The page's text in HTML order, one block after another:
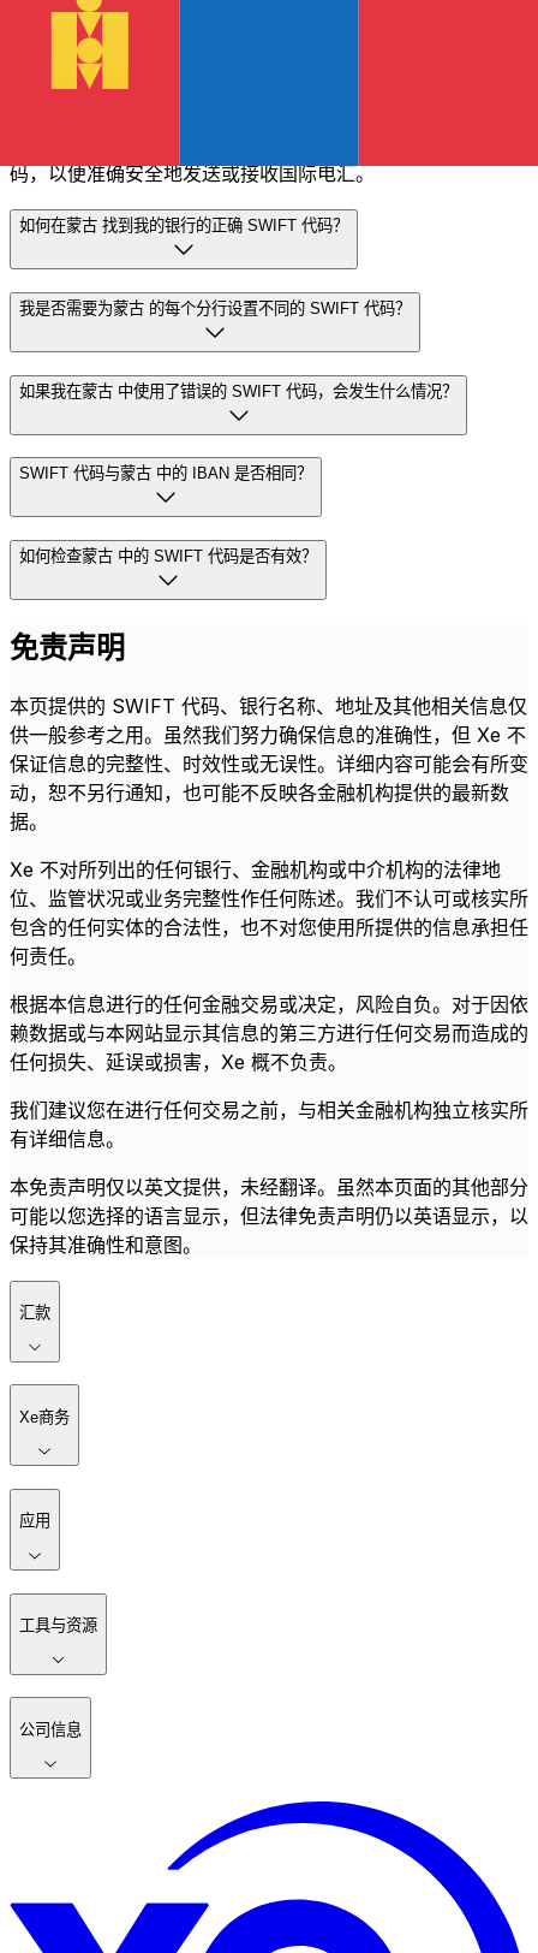
什么是 SWIFT 代码？为什么蒙古 中需要 SWIFT 代码？
码，以便准确安全地发送或接收国际电汇。
如何在蒙古 找到我的银行的正确 SWIFT 代码？
我是否需要为蒙古 的每个分行设置不同的 SWIFT 代码？
如果我在蒙古 中使用了错误的 SWIFT 代码，会发生什么情况？
SWIFT 代码与蒙古 中的 IBAN 是否相同？
如何检查蒙古 中的 SWIFT 代码是否有效？
免责声明
本页提供的 SWIFT 代码、银行名称、地址及其他相关信息仅
供一般参考之用。虽然我们努力确保信息的准确性，但 Xe 不
保证信息的完整性、时效性或无误性。详细内容可能会有所变
动，恕不另行通知，也可能不反映各金融机构提供的最新数
据。
Xe 不对所列出的任何银行、金融机构或中介机构的法律地
位、监管状况或业务完整性作任何陈述。我们不认可或核实所
包含的任何实体的合法性，也不对您使用所提供的信息承担任
何责任。
根据本信息进行的任何金融交易或决定，风险自负。对于因依
赖数据或与本网站显示其信息的第三方进行任何交易而造成的
任何损失、延误或损害，Xe 概不负责。
我们建议您在进行任何交易之前，与相关金融机构独立核实所
有详细信息。
本免责声明仅以英文提供，未经翻译。虽然本页面的其他部分
可能以您选择的语言显示，但法律免责声明仍以英语显示，以
保持其准确性和意图。
汇款
Xe商务
应用
工具与资源
公司信息